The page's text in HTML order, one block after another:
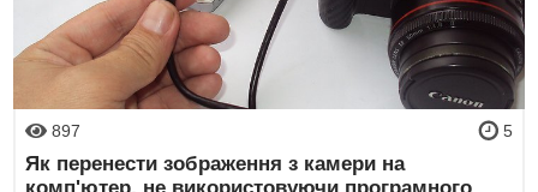
897 5
Як перенести зображення з камери на
комп'ютер, не використовуючи програмного